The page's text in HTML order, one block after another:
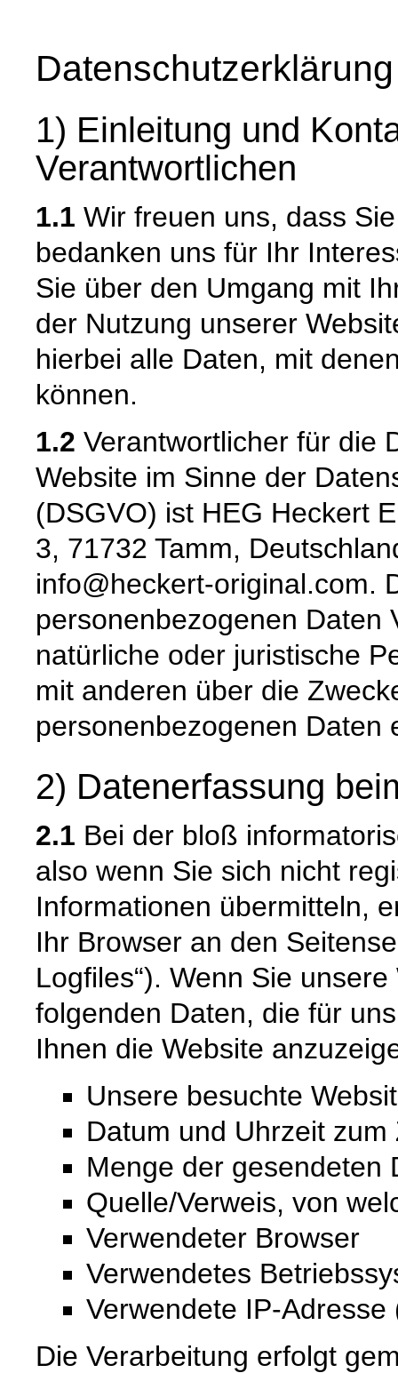
Datenschutzerklärung
1) Einleitung und
Verantwortlichen
1.1 Wir freuen uns, dass
bedanken uns für Ihr
Sie über den Umgang mit
der Nutzung unserer
hierbei alle Daten, mit
können.
1.2 Verantwortlicher für die
Website im Sinne der
(DSGVO) ist HEG Heckert
3, 71732 Tamm,
info@heckert-original.com.
personenbezogenen Daten
natürliche oder juristische
mit anderen über die
personenbezogenen Daten
2) Datenerfassung
2.1 Bei der bloß
also wenn Sie sich nicht
Informationen übermitteln,
Ihr Browser an den
Logfiles“). Wenn Sie
folgenden Daten, die für
Ihnen die Website
Unsere besuchte
Datum und Uhrzeit
Menge der gesendeten
Quelle/Verweis, von
Verwendeter Browser
Verwendetes
Verwendete IP-
Die Verarbeitung erfolgt